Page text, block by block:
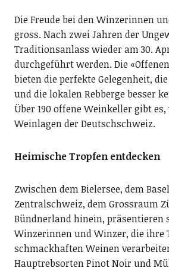
Die Freude bei den Winzerinnen
gross. Nach zwei Jahren der
Traditionsanlass wieder am 30.
durchgeführt werden. Die
bieten die perfekte Gelegenheit,
und die lokalen Rebberge besser
Über 190 offene Weinkeller gibt
Weinlagen der Deutschschweiz.
Heimische Tropfen entdecken
Zwischen dem Bielersee, dem
Zentralschweiz, dem Grossraum
Bündnerland hinein, präsentieren
Winzerinnen und Winzer, die ihre
schmackhaften Weinen
Hauptrebsorten Pinot Noir und